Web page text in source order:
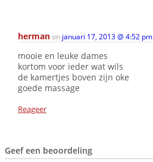
hermanon januari 17, 2013 @ 4:52 pm
mooie en leuke dames
kortom voor ieder wat wils
de kamertjes boven zijn oke
goede massage
Reageer
Geef een beoordeling